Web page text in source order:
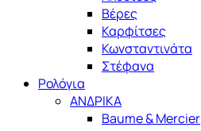
Βέρες
Καρφίτσες
Κωνσταντινάτα
Στέφανα
Ρολόγια
ΑΝΔΡΙΚΑ
Baume & Mercier